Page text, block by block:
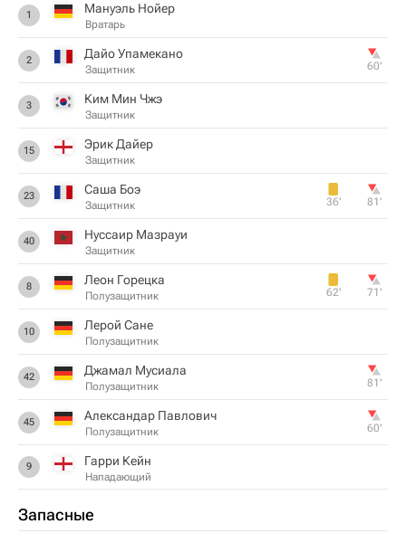
1 Мануэль Нойер
Вратарь
2 Дайо Упамекано
Защитник 60‎’‎
3 Ким Мин Чжэ
Защитник
15 Эрик Дайер
Защитник
23 Саша Боэ
Защитник 36‎’‎ 81‎’‎
40 Нуссаир Мазрауи
Защитник
8 Леон Горецка
Полузащитник 62‎’‎ 71‎’‎
10 Лерой Сане
Полузащитник
42 Джамал Мусиала
Полузащитник 81‎’‎
45 Александар Павлович
Полузащитник 60‎’‎
9 Гарри Кейн
Нападающий
Запасные